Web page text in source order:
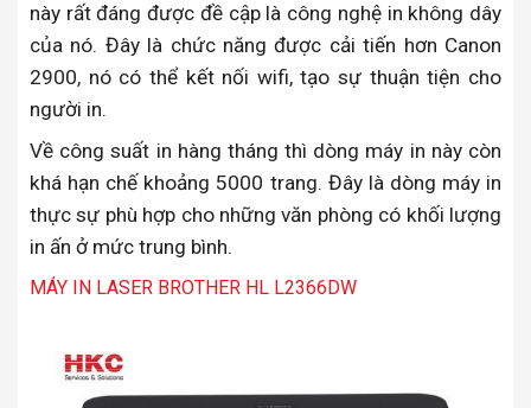
này rất đáng được đề cập là công nghệ in không dây
của nó. Đây là chức năng được cải tiến hơn Canon
2900, nó có thể kết nối wifi, tạo sự thuận tiện cho
người in.
Về công suất in hàng tháng thì dòng máy in này còn
khá hạn chế khoảng 5000 trang. Đây là dòng máy in
thực sự phù hợp cho những văn phòng có khối lượng
in ấn ở mức trung bình.
MÁY IN LASER BROTHER HL L2366DW